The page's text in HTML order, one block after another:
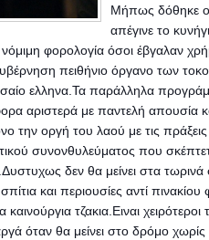
Μήπως δόθηκε ο
απέγινε το
φορολογία όσοι έβγαλαν
πειθήνιο όργανο των
ελληνα.Τα παράλληλα
αριστερά με παντελή
οργή του λαού με τις
συνονθυλεύματος που
δεν θα μείνει στα
και περιουσίες αντί
τζακια.Ειναι
όταν θα μείνει στο δρόμο